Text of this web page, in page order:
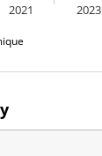
2021 2023